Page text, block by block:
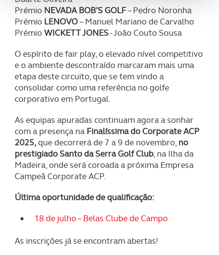
analisar dados de navegação no nosso website.
Adicionalmente partilhamos informação, relativa à sua
parceiros e organizações na UE e em países terceiros.
O ACP garantirá que as transferências internacionais de
dados pessoais serão realizadas apenas com o seu
consentimento e quando tal se afigure estritamente
Realçamos que o bloqueio de certo tipo de Cookies e
tecnologias similares pode ter impacto na sua
experiência de navegação no Website e nos serviços
disponibilizados.
Consulte a política de cookies do site.
Prémio NEVADA BOB’S GOLF– Pedro Noronha
Prémio LENOVO– Manuel Mariano de Carvalho
PrémioWICKETT JONES- João Couto Sousa
O espírito de fair play, o elevado nível competitivo
e o ambiente descontraído marcaram mais uma
etapa deste circuito, que se tem vindo a
consolidar como uma referência no golfe
corporativo em Portugal.
As equipas apuradas continuam agora a sonhar
com a presença na Finalíssima do Corporate ACP
2025,que decorrerá de 7 a 9 de novembro, no
prestigiado Santo da Serra Golf Club, na Ilha da
Madeira, onde será coroada a próxima Empresa
Campeã Corporate ACP.
Última oportunidade de qualificação:
18 de julho – Belas Clube de Campo
As inscrições já se encontram abertas!